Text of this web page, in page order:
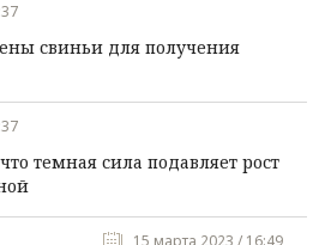
свиньи для получения
темная сила подавляет рост